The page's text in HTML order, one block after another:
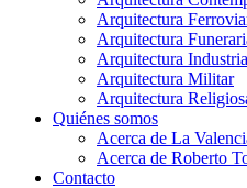
Arquitectura
Arquitectura
Arquitectura
Arquitectura Militar
Arquitectura
Quiénes somos
Acerca de La
Acerca de Roberto
Contacto